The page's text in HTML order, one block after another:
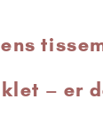
– er